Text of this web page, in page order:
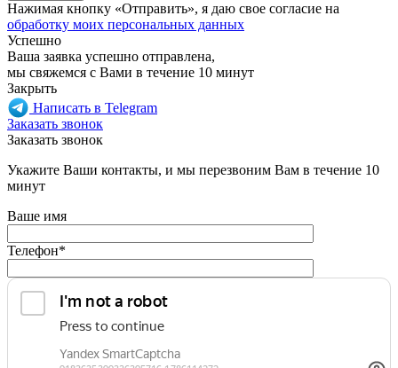
Нажимая кнопку «Отправить», я даю свое согласие на
обработку моих персональных данных
Успешно
Ваша заявка успешно отправлена,
мы свяжемся с Вами в течение 10 минут
Закрыть
Написать в Telegram
Заказать звонок
Заказать звонок
Укажите Ваши контакты, и мы перезвоним Вам в течение 10
минут
Ваше имя
Телефон*